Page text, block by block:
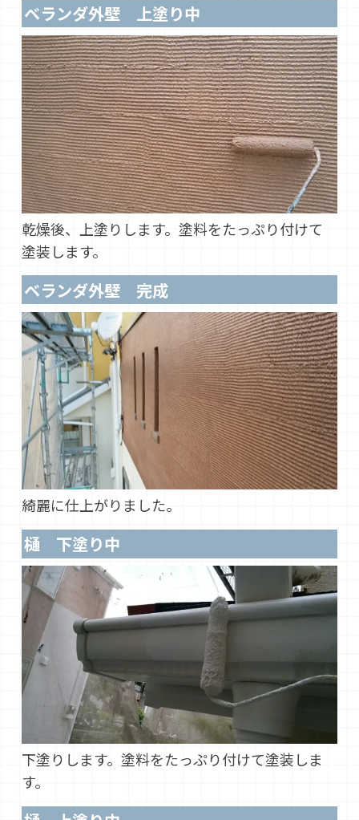
ベランダ外壁 上塗り中
乾燥後、上塗りします。塗料をたっぷり付けて
塗装します。
ベランダ外壁 完成
綺麗に仕上がりました。
樋 下塗り中
下塗りします。塗料をたっぷり付けて塗装しま
す。